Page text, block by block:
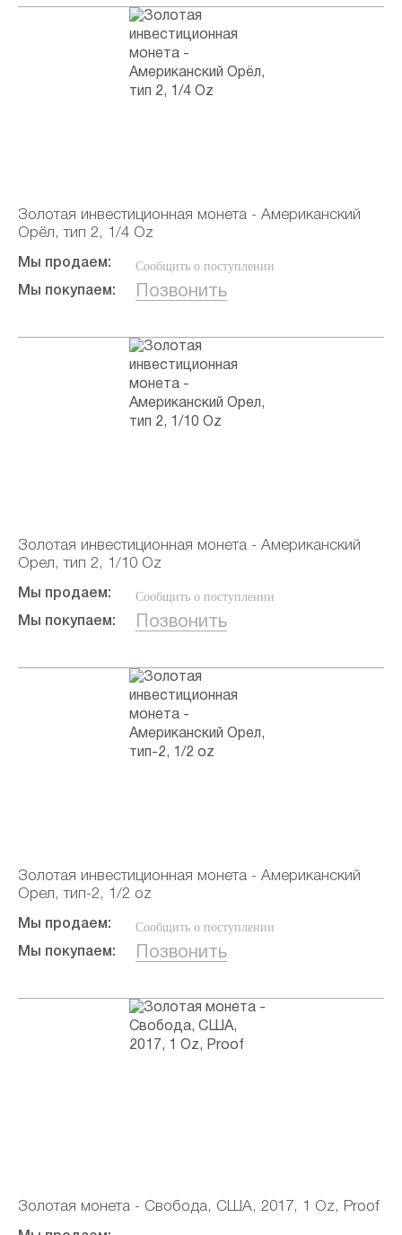
Золотая инвестиционная монета - Американский
Орёл, тип 2, 1/4 Oz
Мы продаем: Сообщить о поступлении
Мы покупаем: Позвонить
Золотая инвестиционная монета - Американский
Орел, тип 2, 1/10 Oz
Мы продаем: Сообщить о поступлении
Мы покупаем: Позвонить
Золотая инвестиционная монета - Американский
Орел, тип-2, 1/2 oz
Мы продаем: Сообщить о поступлении
Мы покупаем: Позвонить
Золотая монета - Свобода, США, 2017, 1 Oz, Proof